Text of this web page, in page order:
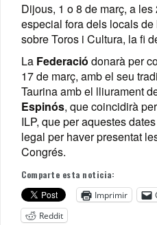
Dijous, 1 o 8 de març, a
especial fora dels locals
sobre Toros i Cultura, la fi
La Federació donarà per
17 de març, amb el seu
Taurina amb el lliurament
Espinós, que coincidirà
ILP, que per aquestes
legal per haver presentat
Congrés.
Comparte esta noticia:
Imprimir
Reddit